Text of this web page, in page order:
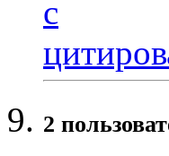
2